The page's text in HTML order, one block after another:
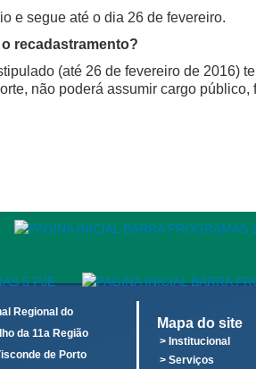
e segue até o dia 26 de fevereiro.
recadastramento?
(até 26 de fevereiro de 2016)
não poderá assumir cargo
Regional do
da 11a Região
de Porto
Mapa do site
> Institucional
> Serviços